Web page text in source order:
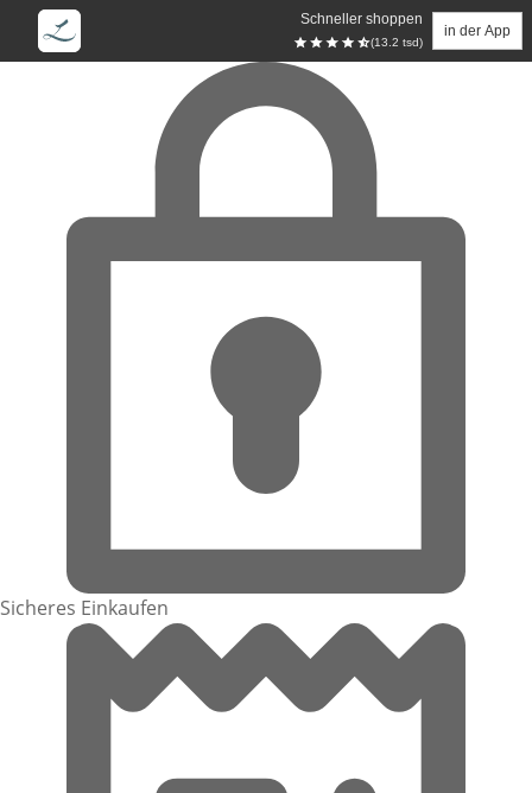
Schneller shoppen
(13.2 tsd)
in der App
Zum Hauptinhalt springen
Sicheres Einkaufen